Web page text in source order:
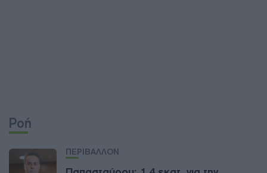
Ροή
ΠΕΡΙΒΑΛΛΟΝ